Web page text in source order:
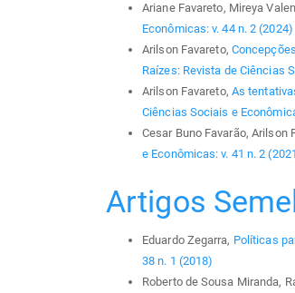
Ariane Favareto, Mireya
Econômicas: v. 44 n. 2 (2024)
Arilson Favareto,
Raízes: Revista de Ciências
Arilson Favareto, As
Ciências Sociais e
Cesar Buno Favarão, Arilson
e Econômicas: v. 41 n. 2
Artigos
Eduardo Zegarra, Políticas
38 n. 1 (2018)
Roberto de Sousa Miranda,